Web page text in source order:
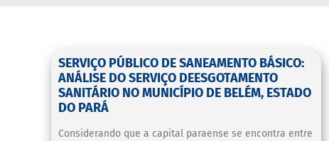
SERVIÇO PÚBLICO DE SANEAMENTO BÁSICO:
ANÁLISE DO SERVIÇO DEESGOTAMENTO
SANITÁRIO NO MUNICÍPIO DE BELÉM, ESTADO
DO PARÁ
Considerando que a capital paraense se encontra entre